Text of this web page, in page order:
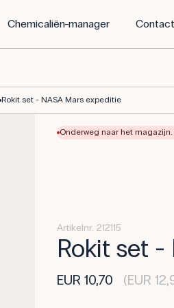
Chemicaliën-manager Contact
Rokit set - NASA Mars expeditie
Onderweg naar het
Artikelnr. 212115
Rokit set -
EUR 10,70 (EUR